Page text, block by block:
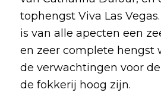
tophengst Viva Las
is van alle apecten een
en zeer complete hengst
de verwachtingen voor
de fokkerij hoog zijn.